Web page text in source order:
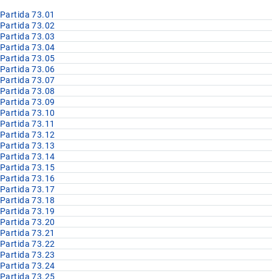
Partida 73.01
Partida 73.02
Partida 73.03
Partida 73.04
Partida 73.05
Partida 73.06
Partida 73.07
Partida 73.08
Partida 73.09
Partida 73.10
Partida 73.11
Partida 73.12
Partida 73.13
Partida 73.14
Partida 73.15
Partida 73.16
Partida 73.17
Partida 73.18
Partida 73.19
Partida 73.20
Partida 73.21
Partida 73.22
Partida 73.23
Partida 73.24
Partida 73.25